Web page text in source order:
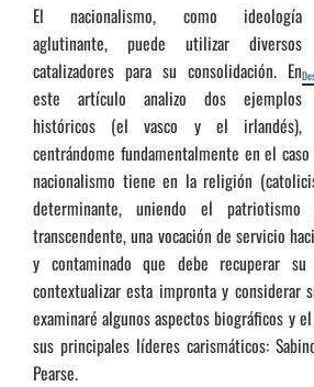
El nacionalismo, como ideología
aglutinante, puede utilizar diversos
catalizadores para su consolidación. En
este artículo analizo dos ejemplos
históricos (el vasco y el irlandés),
centrándome fundamentalmente en el
nacionalismo tiene en la religión
determinante, uniendo el patriotismo
transcendente, una vocación de servicio
y contaminado que debe recuperar su
contextualizar esta impronta y considerar
examinaré algunos aspectos biográficos y
sus principales líderes carismáticos:
Pearse.